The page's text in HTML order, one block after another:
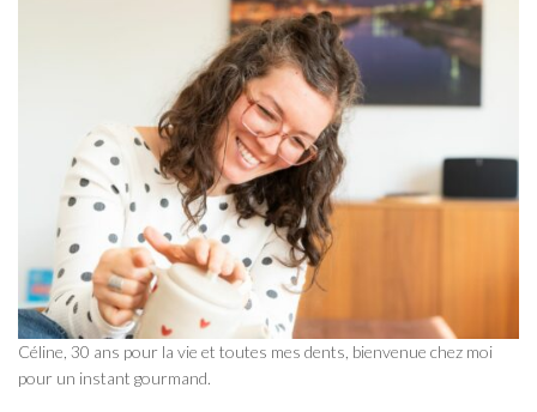
Céline, 30 ans pour la vie et toutes mes dents, bienvenue chez moi
pour un instant gourmand.